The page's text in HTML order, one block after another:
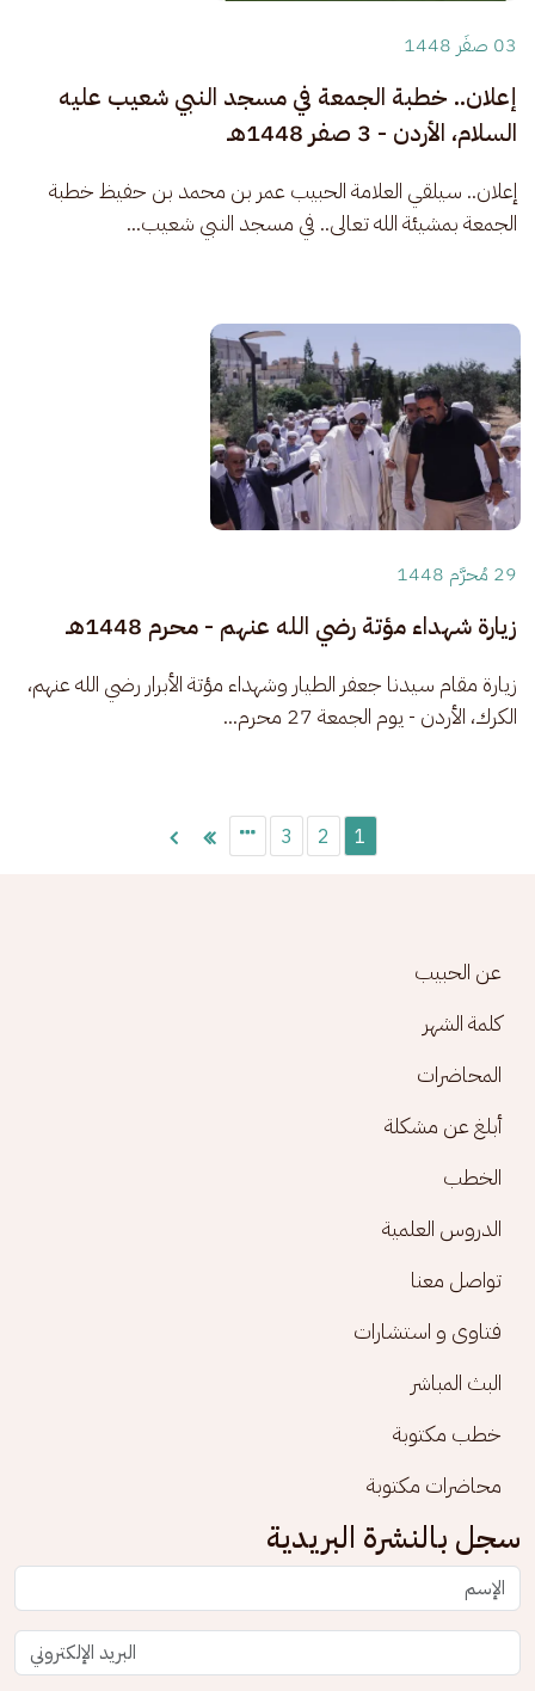
03 صفَر 1448
إعلان.. خطبة الجمعة في مسجد النبي شعيب عليه
السلام، الأردن - 3 صفر 1448هـ
إعلان.. سيلقي العلامة الحبيب عمر بن محمد بن حفيظ خطبة
الجمعة بمشيئة الله تعالى.. في مسجد النبي شعيب...
29 مُحرَّم 1448
زيارة شهداء مؤتة رضي الله عنهم - محرم 1448هـ
زيارة مقام سيدنا جعفر الطيار وشهداء مؤتة الأبرار رضي الله عنهم،
الكرك، الأردن - يوم الجمعة 27 محرم...
1
2
3
Footer menu
عن الحبيب
كلمة الشهر
المحاضرات
أبلغ عن مشكلة
الخطب
الدروس العلمية
تواصل معنا
فتاوى و استشارات
البث المباشر
خطب مكتوبة
محاضرات مكتوبة
سجل بالنشرة البريدية